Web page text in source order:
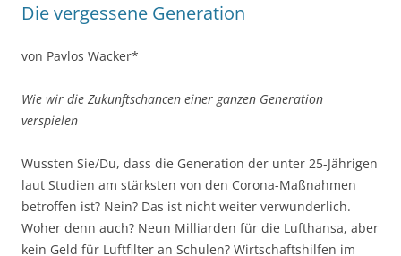
Die vergessene Generation
von Pavlos Wacker*
Wie wir die Zukunftschancen einer ganzen Generation
verspielen
Wussten Sie/Du, dass die Generation der unter 25-Jährigen
laut Studien am stärksten von den Corona-Maßnahmen
betroffen ist? Nein? Das ist nicht weiter verwunderlich.
Woher denn auch? Neun Milliarden für die Lufthansa, aber
kein Geld für Luftfilter an Schulen? Wirtschaftshilfen im